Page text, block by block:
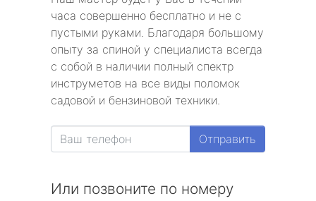
часа совершенно бесплатно и не с
пустыми руками. Благодаря большому
опыту за спиной у специалиста всегда
с собой в наличии полный спектр
инструметов на все виды поломок
садовой и бензиновой техники.
Отправить
Или позвоните по номеру